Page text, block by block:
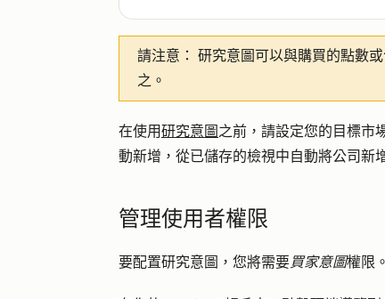
請注意： 研究意圖可以與購買的點數
之。
在使用研究意圖 之前，請設定您的目標市
動新增，從已儲存的檢視中自動將公司新
管理使用者權限
要配置研究意圖，您將需要買家意圖權限